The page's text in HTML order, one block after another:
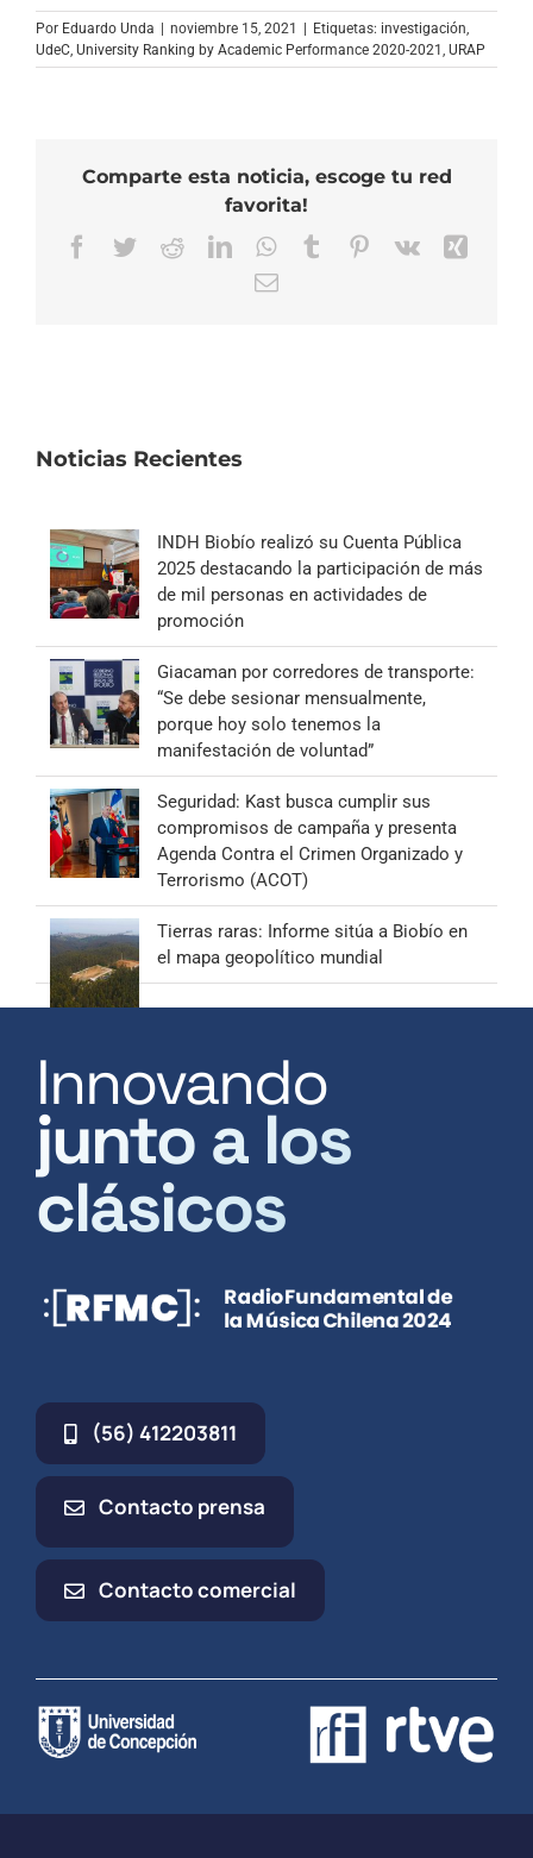
Por Eduardo Unda noviembre 15, 2021 Etiquetas: investigación,
UdeC, University Ranking by Academic Performance 2020-2021 , URAP
Comparte esta noticia, escoge tu red
favorita!
Facebook
TwitterRedditLinkedInWhatsApp
TumblrPinterest
Vk
Correo
Noticias Recientes
INDH Biobío realizó su Cuenta Pública
2025 destacando la participación de más
de mil personas en actividades de
promoción
Giacaman por corredores de transporte:
“Se debe sesionar mensualmente,
porque hoy solo tenemos la
manifestación de voluntad”
Seguridad: Kast busca cumplir sus
compromisos de campaña y presenta
Agenda Contra el Crimen Organizado y
Terrorismo (ACOT)
Tierras raras: Informe sitúa a Biobío en
el mapa geopolítico mundial
Innovando
junto a los
clásicos
(56) 412203811
Contacto prensa
Contacto comercial